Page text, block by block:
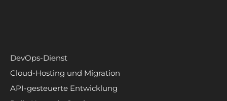
DevOps-Dienst
Cloud-Hosting und Migration
API-gesteuerte Entwicklung